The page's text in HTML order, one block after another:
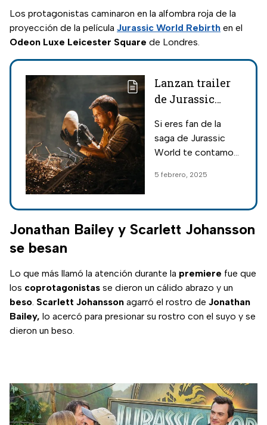
Los protagonistas caminaron en la alfombra roja de la
proyección de la película Jurassic World Rebirth en el
Odeon Luxe Leicester Square de Londres.
Lanzan trailer
de Jurassic
protagonizada
por Scarlett
Si eres fan de la
saga de Jurassic
World te contamos
de la nueva entrega
protagonizada por
Scarlett Johansson.
5 febrero, 2025
Jonathan Bailey y Scarlett Johansson
se besan
Lo que más llamó la atención durante la premiere fue que
los coprotagonistas se dieron un cálido abrazo y un
beso. Scarlett Johansson agarró el rostro de Jonathan
Bailey, lo acercó para presionar su rostro con el suyo y se
dieron un beso.